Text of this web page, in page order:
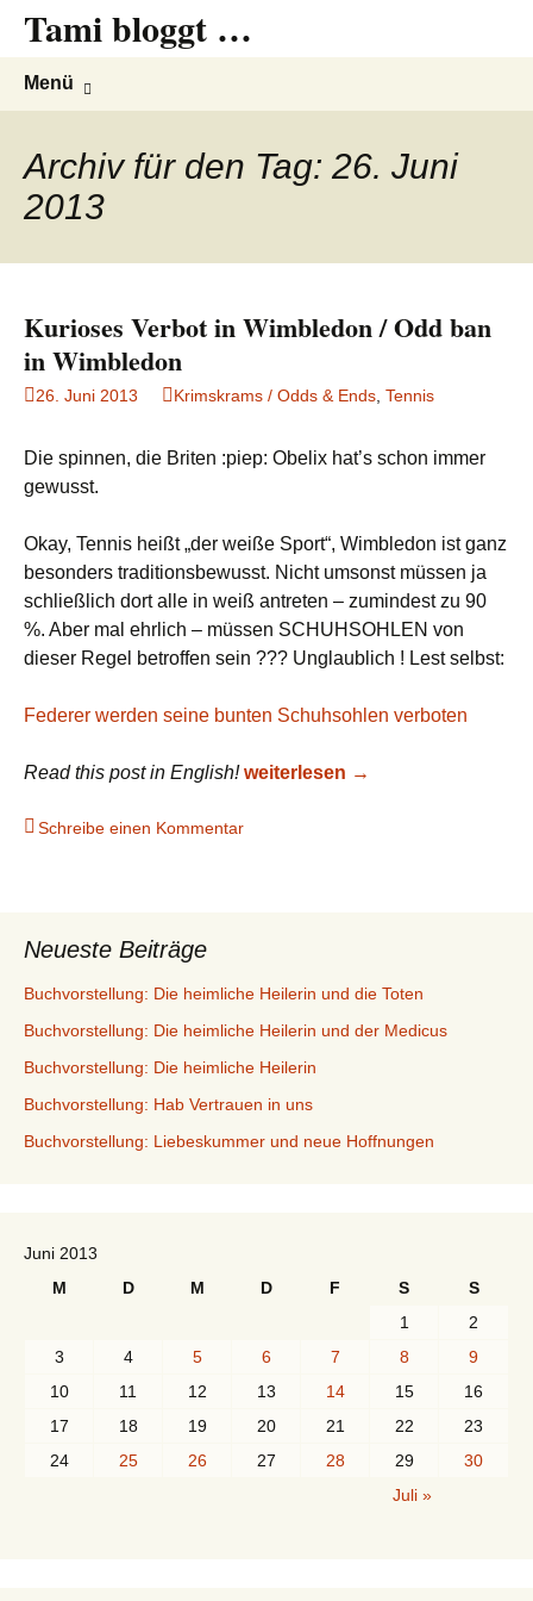
Tami bloggt …
Menü
Archiv für den Tag: 26. Juni
2013
Kurioses Verbot in Wimbledon / Odd ban
in Wimbledon
26. Juni 2013 Krimskrams / Odds & Ends Tennis
Die spinnen, die Briten :piep: Obelix hat’s schon immer
gewusst.
Okay, Tennis heißt „der weiße Sport“, Wimbledon ist ganz
besonders traditionsbewusst. Nicht umsonst müssen ja
schließlich dort alle in weiß antreten – zumindest zu 90
%. Aber mal ehrlich – müssen SCHUHSOHLEN von
dieser Regel betroffen sein ??? Unglaublich ! Lest selbst:
Federer werden seine bunten Schuhsohlen verboten
Read this post in English! Kurioses Verbot in Wimbledon
weiterlesen →
Schreibe einen Kommentar
Neueste Beiträge
Buchvorstellung: Die heimliche Heilerin und die Toten
Buchvorstellung: Die heimliche Heilerin und der Medicus
Buchvorstellung: Die heimliche Heilerin
Buchvorstellung: Hab Vertrauen in uns
Buchvorstellung: Liebeskummer und neue Hoffnungen
Juni 2013
M
D M D F S
S
1
2
3
4 5 6 7 8
9
10
11 12 13 14 15
16
17
18 19 20 21 22
23
24
25 26 27 28 29
30
Juli »